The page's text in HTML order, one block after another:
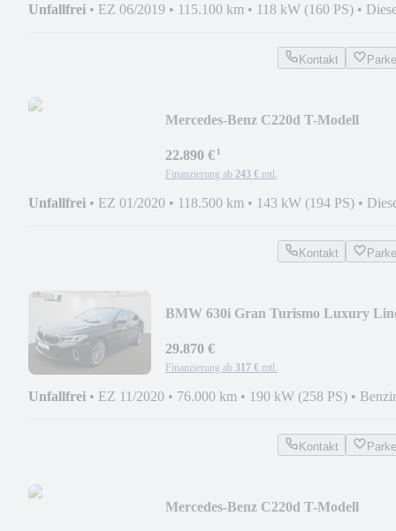
Unfallfrei • EZ 06/2019 • 115.100 km • 118 kW (160 PS) •
Kontakt
Mercedes-Benz C220d T-Modell
HECKKLAPPE
22.890 €¹
Finanzierung ab 243 € mtl.
Unfallfrei • EZ 01/2020 • 118.500 km • 143 kW (194 PS) •
Kontakt
BMW 630i Gran Turismo Luxury
29.870 €
Finanzierung ab 317 € mtl.
Unfallfrei • EZ 11/2020 • 76.000 km • 190 kW (258 PS) •
Kontakt
Mercedes-Benz C220d T-Modell